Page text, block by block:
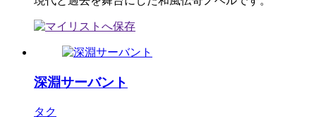
深淵サーバント
タク